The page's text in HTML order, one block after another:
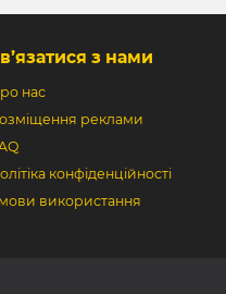
з нами
нас
реклами
конфіденційності
використання